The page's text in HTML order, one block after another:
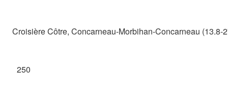
Croisière Côtre, Concarneau-Morbihan-Concarneau (13.8-
250